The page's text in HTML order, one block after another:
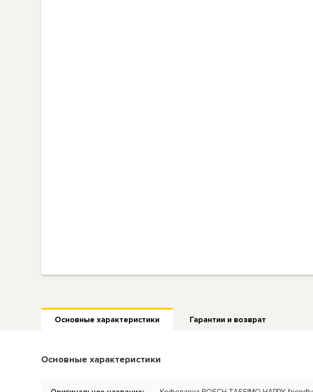
Основные характеристики Гарантии и возврат
Основные характеристики